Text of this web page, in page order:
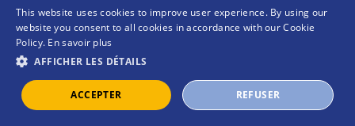
Intranet (réservé à nos salariés)
FAQ
NOS IMPLANTATIONS
This website uses cookies to improve user experience. By using our
website you consent to all cookies in accordance with our Cookie
Policy. En savoir plus
AFFICHER LES DÉTAILS
ACCEPTER REFUSER